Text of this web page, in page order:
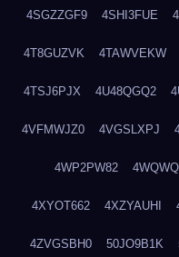
4SGZZGF9 4SHI3FUE
4T8GUZVK 4TAWVEKW
4TSJ6PJX 4U48QGQ2
4VFMWJZ0 4VGSLXPJ
4WP2PW82
4XYOT662 4XZYAUHI
4ZVGSBH0 50JO9B1K